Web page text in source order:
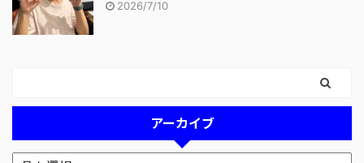
2026/7/10
アーカイブ